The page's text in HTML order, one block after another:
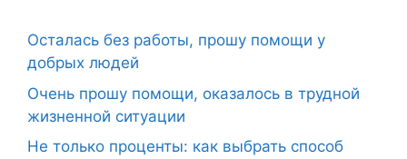
Осталась без работы, прошу помощи у
добрых людей
Очень прошу помощи, оказалось в трудной
жизненной ситуации
Не только проценты: как выбрать способ